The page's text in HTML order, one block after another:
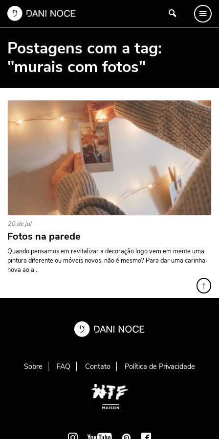
Postagens com a tag:
"murais com fotos"
20 de jul
Fotos na parede
Quando pensamos em revitalizar a decoração logo vem em mente uma
pintura diferente ou móveis novos, não é mesmo? Para dar uma carinha
nova ao a...
↑
Sobre FAQ Contato Política de Privacidade